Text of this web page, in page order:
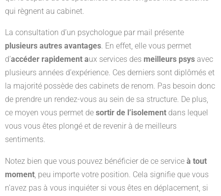
qui règnent au cabinet.
La consultation d’un psychologue par mail présente
plusieurs autres avantages. En effet, elle vous permet
d’accéder rapidement aux services des meilleurs psys avec
plusieurs années d’expérience. Ces derniers sont diplômés et
la majorité possède des cabinets de renom. Pas besoin donc
de prendre un rendez-vous au sein de sa structure. De plus,
ce moyen vous permet de sortir de l’isolement dans lequel
vous vous êtes plongé et de revenir à de meilleurs
sentiments.
Notez bien que vous pouvez bénéficier de ce service à tout
moment , peu importe votre position. Cela signifie que vous
n’avez pas à vous inquiéter si vous êtes en déplacement, si